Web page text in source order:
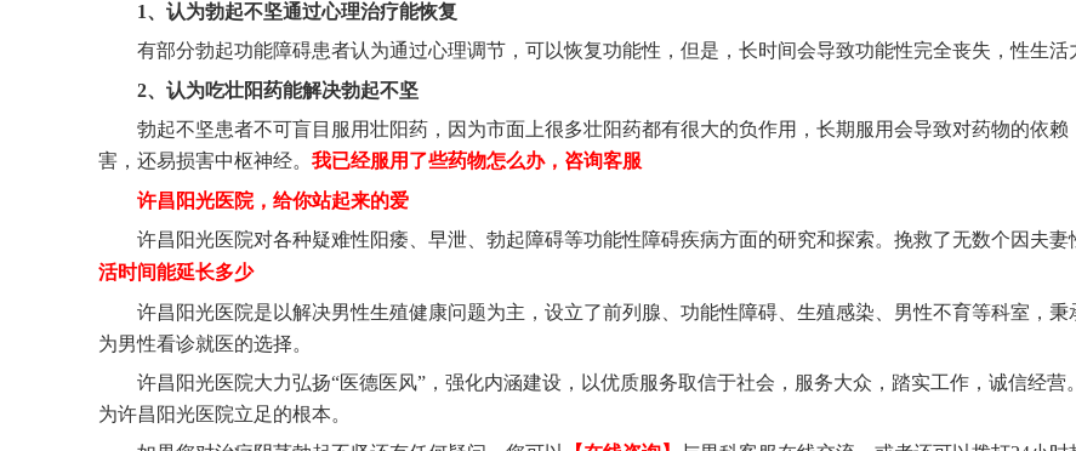
1、认为勃起不坚通过心理治疗能恢复
有部分勃起功能障碍患者认为通过心理调节，可以恢复功能性，但是，长时间会导致功能性完全丧失，性生活
2、认为吃壮阳药能解决勃起不坚
勃起不坚患者不可盲目服用壮阳药，因为市面上很多壮阳药都有很大的负作用，长期服用会导致对药物的依
害，还易损害中枢神经。 我已经服用了些药物怎么办，咨询客服
许昌阳光医院，给你站起来的爱
许昌阳光医院对各种疑难性阳痿、早泄、勃起障碍等功能性障碍疾病方面的研究和探索。挽救了无数个因夫妻
活时间能延长多少
许昌阳光医院是以解决男性生殖健康问题为主，设立了前列腺、功能性障碍、生殖感染、男性不育等科室，
为男性看诊就医的选择。
许昌阳光医院大力弘扬“医德医风”，强化内涵建设，以优质服务取信于社会，服务大众，踏实工作，诚信经
为许昌阳光医院立足的根本。